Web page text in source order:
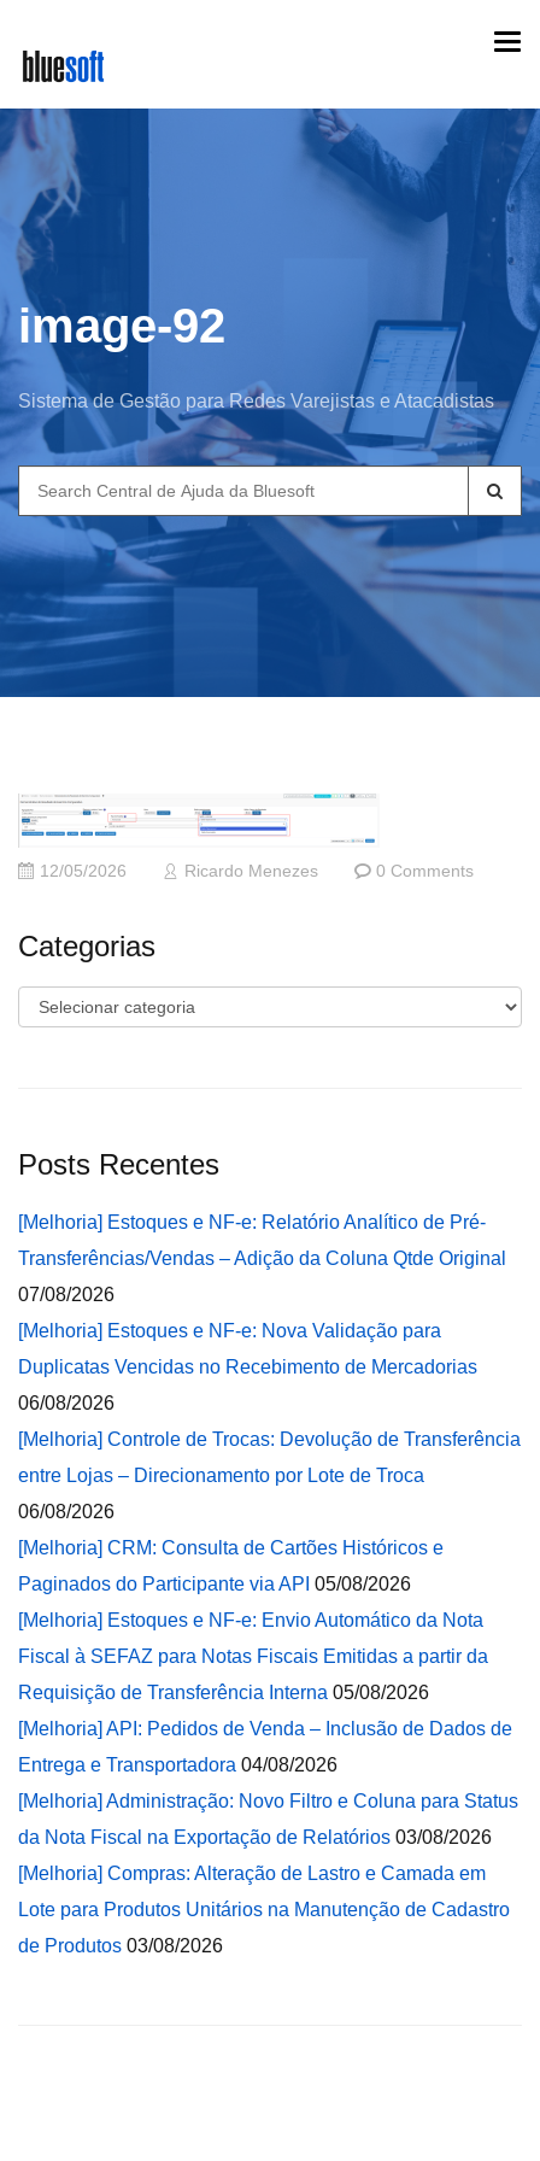
main
content
image-92
Sistema de Gestão para Redes Varejistas e Atacadistas
Search
for:
12/05/2026 Ricardo Menezes 0 Comments
Categorias
Categorias
Posts Recentes
[Melhoria] Estoques e NF-e: Relatório Analítico de Pré-
Transferências/Vendas – Adição da Coluna Qtde Original
07/08/2026
[Melhoria] Estoques e NF-e: Nova Validação para
Duplicatas Vencidas no Recebimento de Mercadorias
06/08/2026
[Melhoria] Controle de Trocas: Devolução de Transferência
entre Lojas – Direcionamento por Lote de Troca
06/08/2026
[Melhoria] CRM: Consulta de Cartões Históricos e
Paginados do Participante via API 05/08/2026
[Melhoria] Estoques e NF-e: Envio Automático da Nota
Fiscal à SEFAZ para Notas Fiscais Emitidas a partir da
Requisição de Transferência Interna 05/08/2026
[Melhoria] API: Pedidos de Venda – Inclusão de Dados de
Entrega e Transportadora 04/08/2026
[Melhoria] Administração: Novo Filtro e Coluna para Status
da Nota Fiscal na Exportação de Relatórios 03/08/2026
[Melhoria] Compras: Alteração de Lastro e Camada em
Lote para Produtos Unitários na Manutenção de Cadastro
de Produtos 03/08/2026